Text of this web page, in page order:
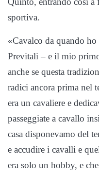
sportiva.
«Cavalco da quando
Previtali – e il mio
anche se questa
radici ancora prima nel
era un cavaliere e
passeggiate a cavallo
casa disponevamo del
e accudire i cavalli e
era solo un hobby, e